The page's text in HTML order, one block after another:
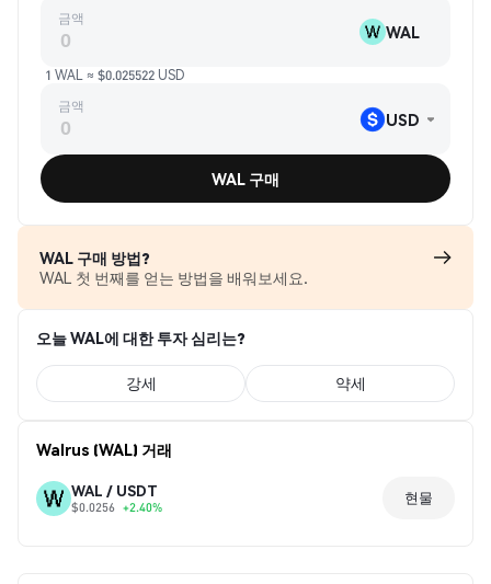
금액
WAL
1 WAL ≈ $0.025522 USD
금액
USD
WAL 구매
WAL 구매 방법?
WAL 첫 번째를 얻는 방법을 배워보세요.
오늘 WAL에 대한 투자 심리는?
강세 약세
Walrus (WAL) 거래
WAL / USDT
$0.0256 +2.40%
현물